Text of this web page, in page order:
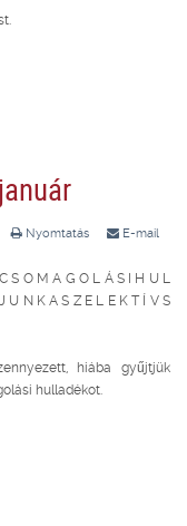
Nyomtatás E-mail
S O M A G O L Á S I H U L
U N K A S Z E L E K T Í V S
hiába gyűjtjük
hulladékot.